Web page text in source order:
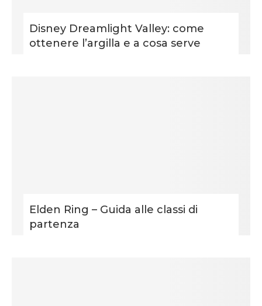
Disney Dreamlight Valley: come
ottenere l’argilla e a cosa serve
Elden Ring – Guida alle classi di
partenza